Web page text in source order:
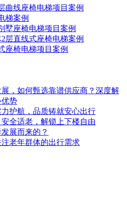
曲线座椅电梯项目案例
梯案例
墅座椅电梯项目案例
层直线式座椅电梯案例
座椅电梯项目案例
，如何甄选靠谱供应商？深度解
势
护航，品质铸就安心出行
安全适老，解锁上下楼自由
展而来的？
老年群体的出行需求